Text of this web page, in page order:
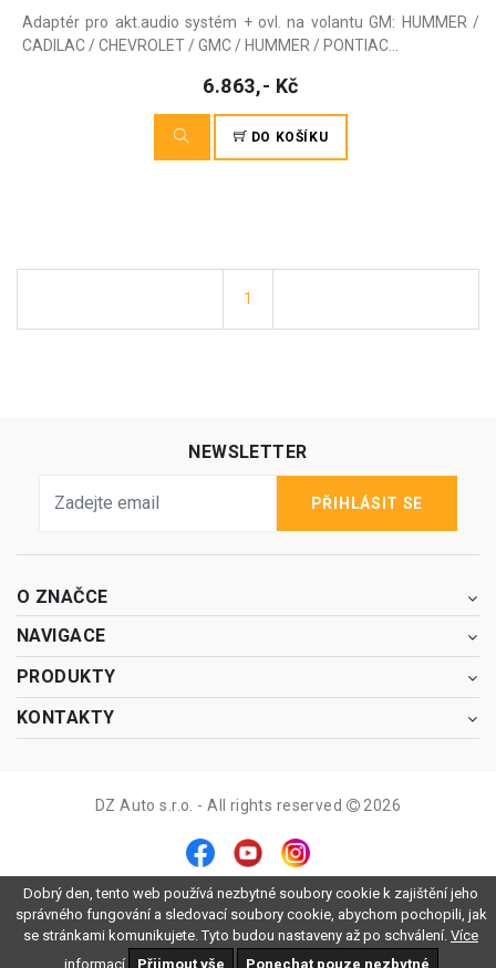
Adaptér pro akt.audio systém + ovl. na volantu GM: HUMMER /
CADILAC / CHEVROLET / GMC / HUMMER / PONTIAC...
6.863,- Kč
DO KOŠÍKU
1
NEWSLETTER
PŘIHLÁSIT SE
O ZNAČCE
NAVIGACE
PRODUKTY
KONTAKTY
DZ Auto s.r.o. - All rights reserved 2026
Dobrý den, tento web používá nezbytné soubory cookie k zajištění jeho
správného fungování a sledovací soubory cookie, abychom pochopili, jak
se stránkami komunikujete. Tyto budou nastaveny až po schválení. Více
informací
Přijmout vše Ponechat pouze nezbytné